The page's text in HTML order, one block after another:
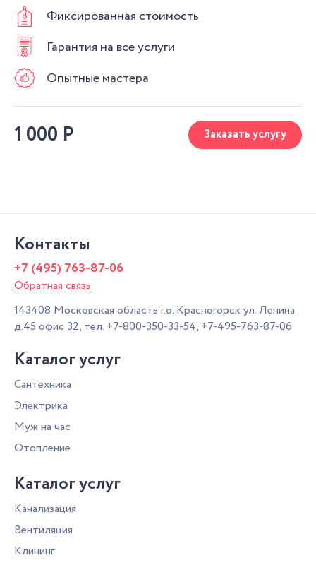
Фиксированная стоимость
Гарантия на все услуги
Опытные мастера
1 000 Р Заказать услугу
Контакты
+7 (495) 763-87-06
Обратная связь
143408 Московская область г.о. Красногорск ул. Ленина
д.45 офис 32, тел. +7-800-350-33-54, +7-495-763-87-06
Каталог услуг
Сантехника
Электрика
Муж на час
Отопление
Каталог услуг
Канализация
Вентиляция
Клининг